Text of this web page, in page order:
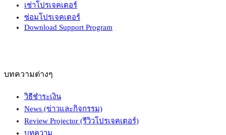
เช่าโปรเจคเตอร์
ซ่อมโปรเจคเตอร์
Download Support Program
บทความต่างๆ
วิธีชำระเงิน
News (ข่าวและกิจกรรม)
Review Projector (รีวิวโปรเจคเตอร์)
บทความ